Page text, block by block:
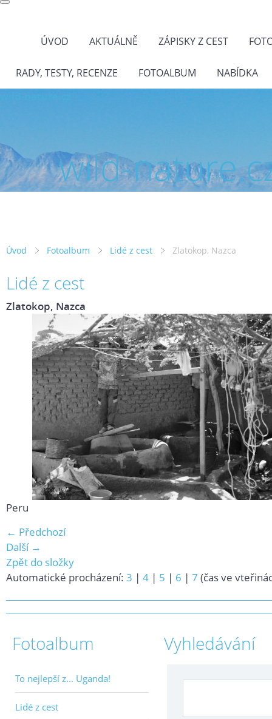
ÚVOD AKTUÁLNĚ ZÁPISKY Z CEST
RADY, TESTY, RECENZE FOTOALBUM NABÍDKA
wild-
Úvod Fotoalbum Lidé z cest Zlatokop, Nazca
Lidé z cest
Zlatokop, Nazca
Peru
← Předchozí
Další →
Zpět do složky
Automatické procházení: 3 | 4 | 5 | 6 | 7 (čas ve
Fotoalbum
To nejlepší z... Uganda!
Lidé z cest
Vyhledávání